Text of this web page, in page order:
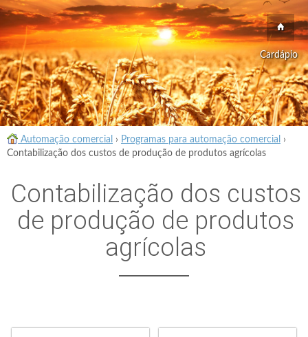
Cardápio
Automação comercial › Programas para automação comercial
›
Contabilização dos custos de produção de produtos agrícolas
Contabilização dos custos
de produção de produtos
agrícolas